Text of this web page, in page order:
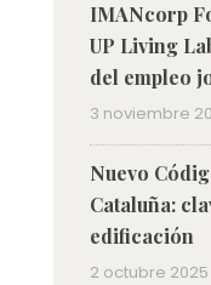
IMANcorp
UP Living
del empleo
3 noviembre
Nuevo
Cataluña:
edificación
2 octubre 2025